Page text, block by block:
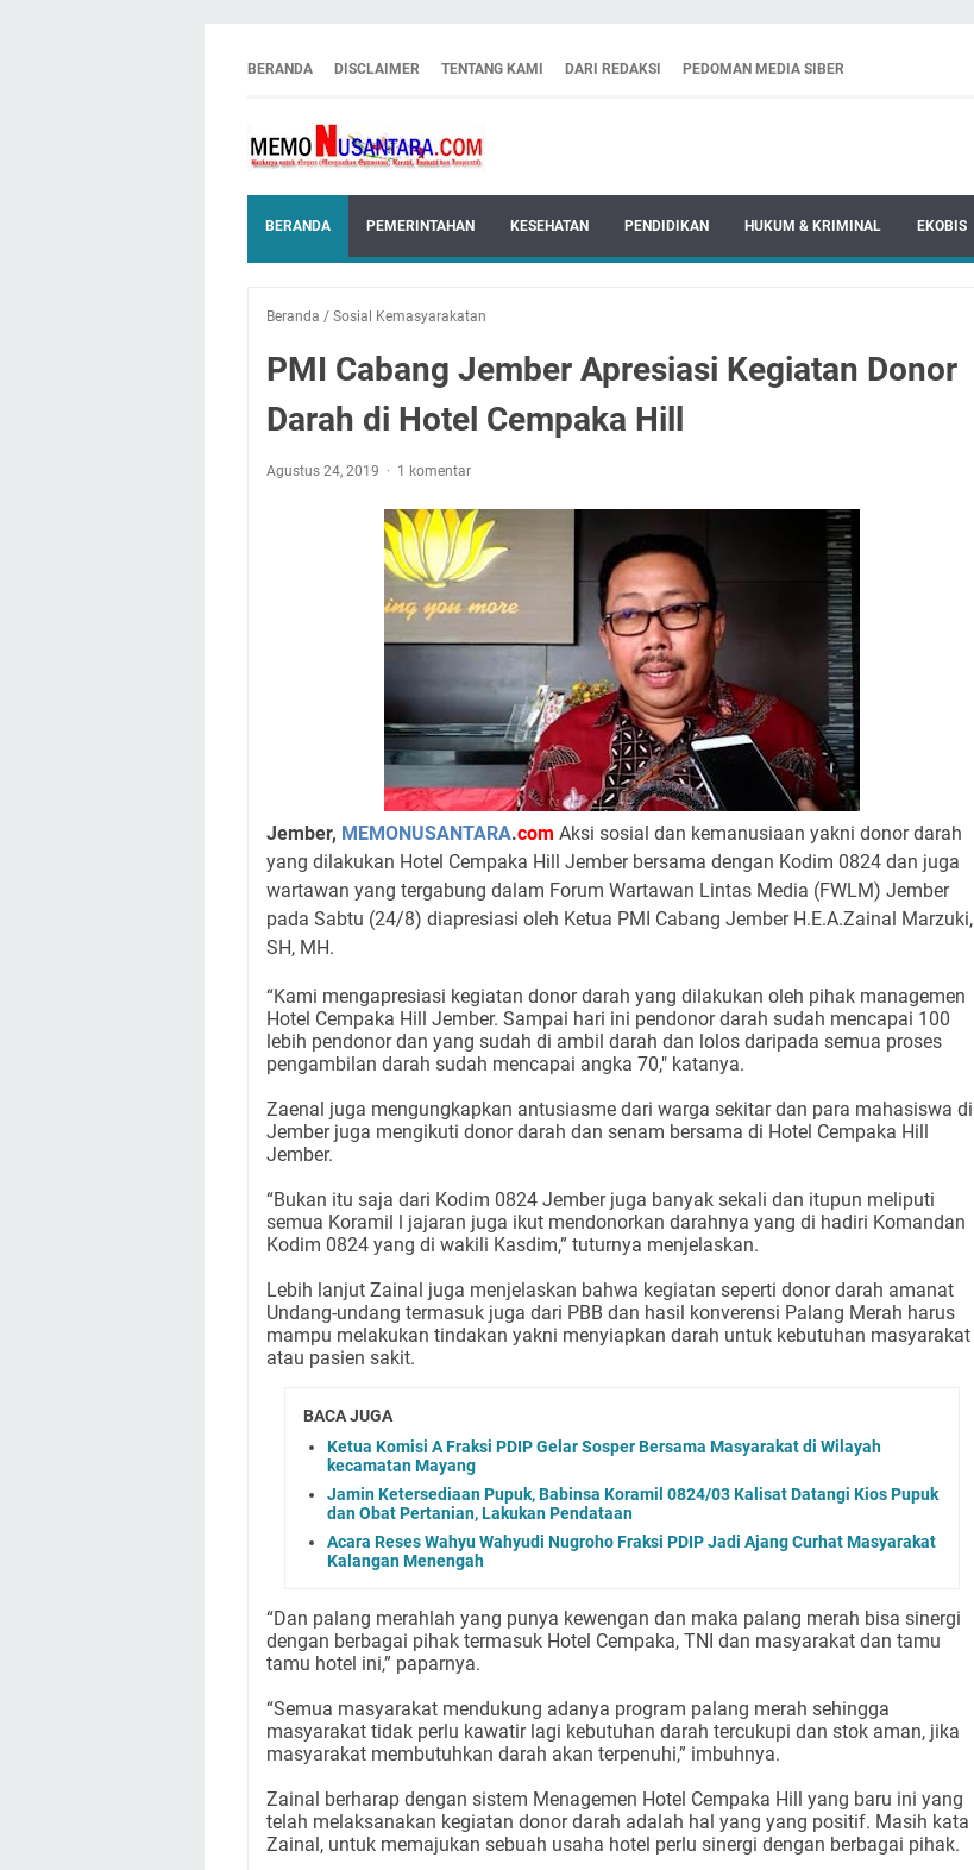
BERANDA DISCLAIMER TENTANG KAMI DARI REDAKSI PEDOMAN MEDIA SIBER
BERANDA PEMERINTAHAN KESEHATAN PENDIDIKAN HUKUM & KRIMINAL EKOBIS
Beranda / Sosial Kemasyarakatan
PMI Cabang Jember Apresiasi Kegiatan Donor
Darah di Hotel Cempaka Hill
Agustus 24, 2019 1 komentar
Jember, MEMONUSANTARA.com Aksi sosial dan kemanusiaan yakni donor darah
yang dilakukan Hotel Cempaka Hill Jember bersama dengan Kodim 0824 dan juga
wartawan yang tergabung dalam Forum Wartawan Lintas Media (FWLM) Jember
pada Sabtu (24/8) diapresiasi oleh Ketua PMI Cabang Jember H.E.A.Zainal Marzuki,
SH, MH.
“Kami mengapresiasi kegiatan donor darah yang dilakukan oleh pihak managemen
Hotel Cempaka Hill Jember. Sampai hari ini pendonor darah sudah mencapai 100
lebih pendonor dan yang sudah di ambil darah dan lolos daripada semua proses
pengambilan darah sudah mencapai angka 70," katanya.
Zaenal juga mengungkapkan antusiasme dari warga sekitar dan para mahasiswa di
Jember juga mengikuti donor darah dan senam bersama di Hotel Cempaka Hill
Jember.
“Bukan itu saja dari Kodim 0824 Jember juga banyak sekali dan itupun meliputi
semua Koramil l jajaran juga ikut mendonorkan darahnya yang di hadiri Komandan
Kodim 0824 yang di wakili Kasdim,” tuturnya menjelaskan.
Lebih lanjut Zainal juga menjelaskan bahwa kegiatan seperti donor darah amanat
Undang-undang termasuk juga dari PBB dan hasil konverensi Palang Merah harus
mampu melakukan tindakan yakni menyiapkan darah untuk kebutuhan masyarakat
atau pasien sakit.
BACA JUGA
Ketua Komisi A Fraksi PDIP Gelar Sosper Bersama Masyarakat di Wilayah
kecamatan Mayang
Jamin Ketersediaan Pupuk, Babinsa Koramil 0824/03 Kalisat Datangi Kios Pupuk
dan Obat Pertanian, Lakukan Pendataan
Acara Reses Wahyu Wahyudi Nugroho Fraksi PDIP Jadi Ajang Curhat Masyarakat
Kalangan Menengah
“Dan palang merahlah yang punya kewengan dan maka palang merah bisa sinergi
dengan berbagai pihak termasuk Hotel Cempaka, TNI dan masyarakat dan tamu
tamu hotel ini,” paparnya.
“Semua masyarakat mendukung adanya program palang merah sehingga
masyarakat tidak perlu kawatir lagi kebutuhan darah tercukupi dan stok aman, jika
masyarakat membutuhkan darah akan terpenuhi,” imbuhnya.
Zainal berharap dengan sistem Menagemen Hotel Cempaka Hill yang baru ini yang
telah melaksanakan kegiatan donor darah adalah hal yang yang positif. Masih kata
Zainal, untuk memajukan sebuah usaha hotel perlu sinergi dengan berbagai pihak.